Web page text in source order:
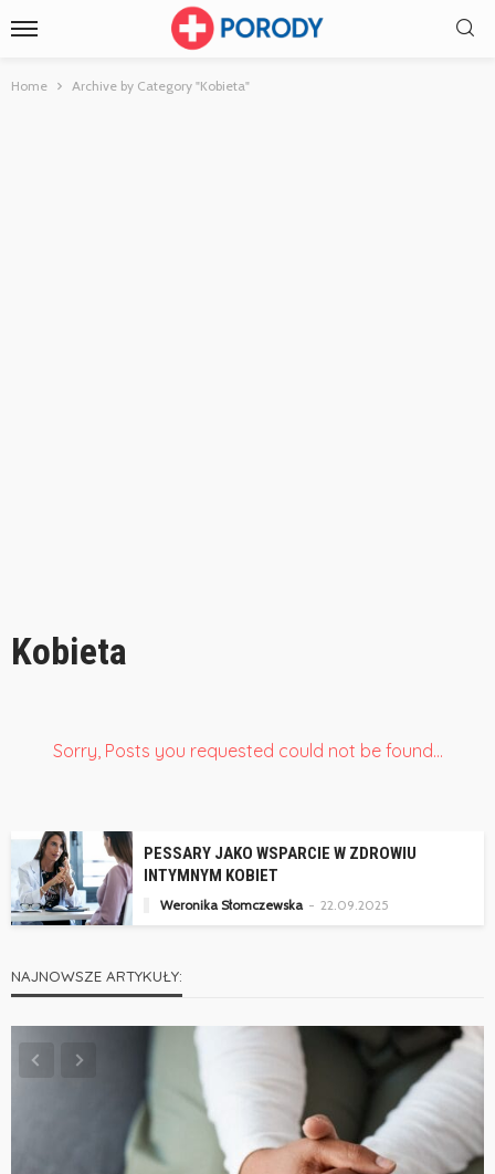
Home Archive by Category "Kobieta"
Kobieta
Sorry, Posts you requested could not be found...
PESSARY JAKO WSPARCIE W ZDROWIU
INTYMNYM KOBIET
Weronika Słomczewska 22.09.2025
NAJNOWSZE ARTYKUŁY: